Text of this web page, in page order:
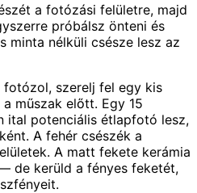
a fotózási felületre, majd
próbálsz önteni és
minta nélküli csésze lesz az
szerelj fel egy kis
műszak előtt. Egy 15
ital potenciális étlapfotó lesz,
A fehér csészék a
A matt fekete kerámia
de kerüld a fényes feketét,